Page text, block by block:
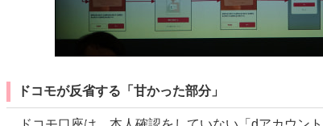
ドコモが反省する「甘かった部分」